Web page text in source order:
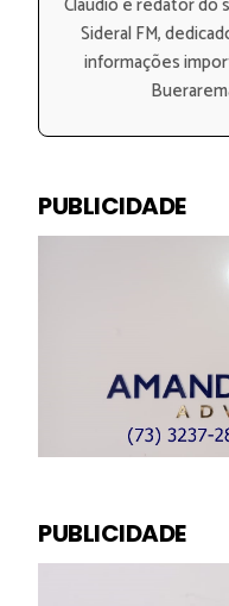
Sideral FM,
informações
PUBLICIDADE
PUBLICIDADE